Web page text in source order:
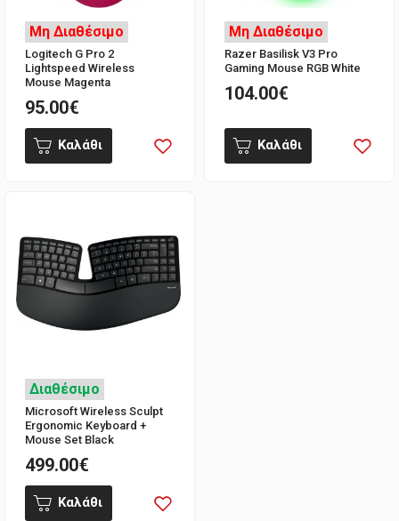
Μη Διαθέσιμο
Logitech G Pro 2
Lightspeed Wireless
Mouse Magenta
95.00€
Καλάθι
Μη Διαθέσιμο
Razer Basilisk V3 Pro
Gaming Mouse RGB White
104.00€
Καλάθι
Διαθέσιμο
Microsoft Wireless Sculpt
Ergonomic Keyboard +
Mouse Set Black
499.00€
Καλάθι